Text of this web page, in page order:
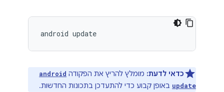
android
כדאי לדעת: מומלץ להריץ את הפקודה android
update באופן קבוע כדי להתעדכן בתכונות החדשות.